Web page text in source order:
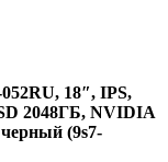
18″, IPS,
2048ГБ, NVIDIA
(9s7-